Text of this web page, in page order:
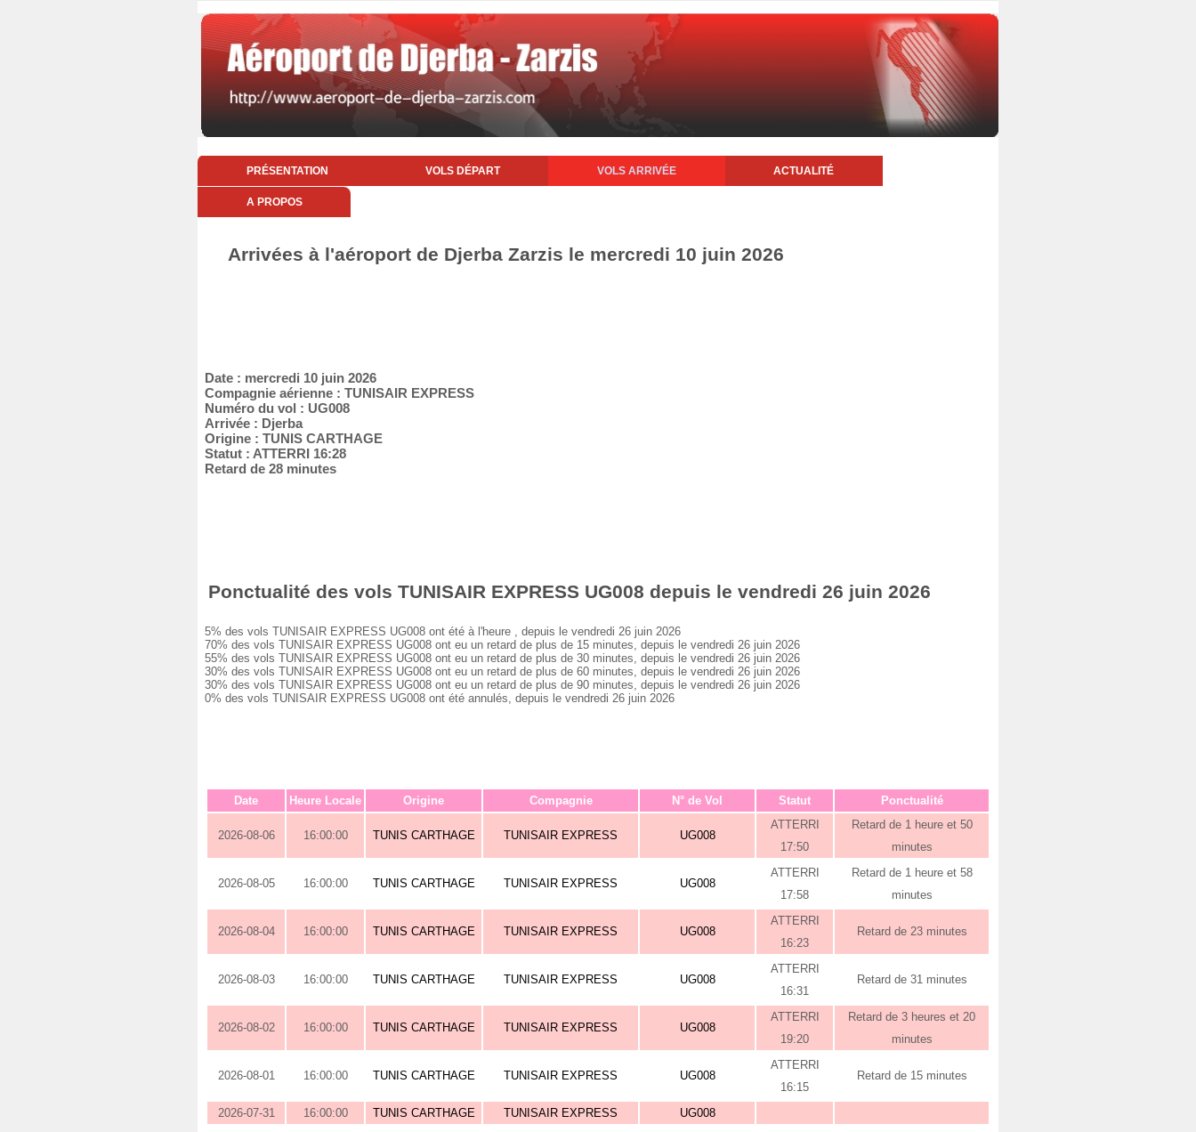
PRÉSENTATION VOLS DÉPART VOLS ARRIVÉE ACTUALITÉ
A PROPOS
Arrivées à l'aéroport de Djerba Zarzis le mercredi 10 juin 2026
Date : mercredi 10 juin 2026
Compagnie aérienne : TUNISAIR EXPRESS
Numéro du vol : UG008
Arrivée : Djerba
Origine : TUNIS CARTHAGE
Statut : ATTERRI 16:28
Retard de 28 minutes
Ponctualité des vols TUNISAIR EXPRESS UG008 depuis le vendredi 26 juin 2026
5% des vols TUNISAIR EXPRESS UG008 ont été à l'heure , depuis le vendredi 26 juin 2026
70% des vols TUNISAIR EXPRESS UG008 ont eu un retard de plus de 15 minutes, depuis le vendredi 26 juin 2026
55% des vols TUNISAIR EXPRESS UG008 ont eu un retard de plus de 30 minutes, depuis le vendredi 26 juin 2026
30% des vols TUNISAIR EXPRESS UG008 ont eu un retard de plus de 60 minutes, depuis le vendredi 26 juin 2026
30% des vols TUNISAIR EXPRESS UG008 ont eu un retard de plus de 90 minutes, depuis le vendredi 26 juin 2026
0% des vols TUNISAIR EXPRESS UG008 ont été annulés, depuis le vendredi 26 juin 2026
Date Heure Locale Origine Compagnie N° de Vol Statut Ponctualité
2026-08-06 16:00:00 TUNIS CARTHAGE TUNISAIR EXPRESS UG008
ATTERRI
17:50
Retard de 1 heure et 50
minutes
2026-08-05 16:00:00 TUNIS CARTHAGE TUNISAIR EXPRESS UG008
ATTERRI
17:58
Retard de 1 heure et 58
minutes
2026-08-04 16:00:00 TUNIS CARTHAGE TUNISAIR EXPRESS UG008
ATTERRI
16:23
Retard de 23 minutes
2026-08-03 16:00:00 TUNIS CARTHAGE TUNISAIR EXPRESS UG008
ATTERRI
16:31
Retard de 31 minutes
2026-08-02 16:00:00 TUNIS CARTHAGE TUNISAIR EXPRESS UG008
ATTERRI
19:20
Retard de 3 heures et 20
minutes
2026-08-01 16:00:00 TUNIS CARTHAGE TUNISAIR EXPRESS UG008
ATTERRI
16:15
Retard de 15 minutes
2026-07-31 16:00:00 TUNIS CARTHAGE TUNISAIR EXPRESS
UG008